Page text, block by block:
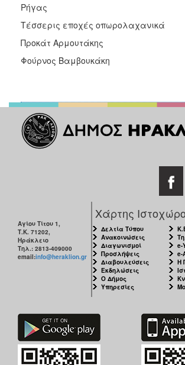
Ρήγας
Τέσσερις εποχές οπωρολαχανικά
Προκάτ Αρμουτάκης
Φούρνος Βαμβουκάκη
Αγίου Τίτου 1,
Τ.Κ. 71202,
Ηράκλειο
Τηλ.: 2813-409000
email:info@heraklion.gr
Χάρτης
Δελτία Τύπου
Ανακοινώσεις
Διαγωνισμοί
Προσλήψεις
Διαβουλεύσεις
Εκδηλώσεις
Ο Δήμος
Υπηρεσίες
e-
e-
Η